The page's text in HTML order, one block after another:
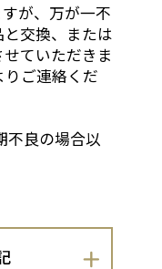
が、万が一不
交換、または
ていただきま
りご連絡くだ
不良の場合以